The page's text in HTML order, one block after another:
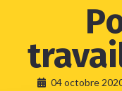
04 octobre